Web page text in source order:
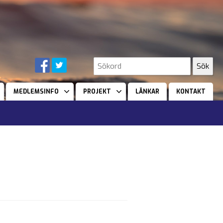
MEDLEMSINFO PROJEKT LÄNKAR KONTAKT